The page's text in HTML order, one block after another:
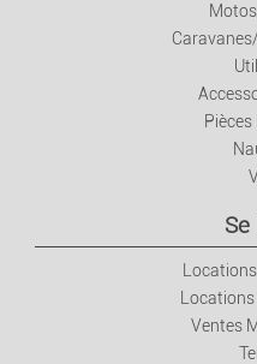
Cours Particuliers
Prêt-à-porter Et
Montres Et Bijoux
Ventes